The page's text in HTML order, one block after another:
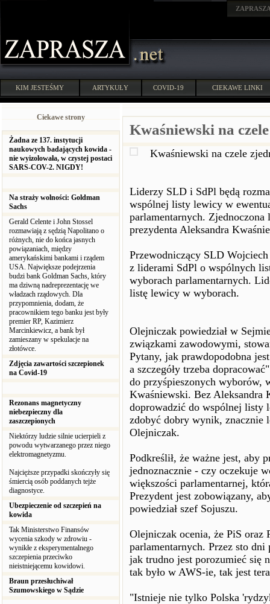
KIM JESTEŚMY ARTYKUŁY COVID-19 CIEKAWE LINKI
Ciekawe strony
Żadna ze 137. instytucji
naukowych badających kowida -
nie wyizolowała, w czystej postaci
SARS-COV-2. NIGDY!
Na straży wolności: Goldman
Sachs
Gerald Celente i John Stossel
rozmawiają z sędzią Napolitano o
różnych, nie do końca jasnych
powiązaniach, między
amerykańskimi bankami i rządem
USA. Największe podejrzenia
budzi bank Goldman Sachs, który
ma dziwną nadreprezentację we
władzach rządowych. Dla
przypomnienia, dodam, że
pracownikiem tego banku jest były
premier RP, Kazimierz
Marcinkiewicz, a bank był
zamieszany w spekulacje na
złotówce.
Zdjęcia zawartości szczepionek
na Covid-19
Rezonans magnetyczny
niebezpieczny dla
zaszczepionych
Niektórzy ludzie silnie ucierpieli z
powodu wytwarzanego przez niego
elektromagnetyzmu.
Najcięższe przypadki skończyły się
śmiercią osób poddanych tejże
diagnostyce.
Ubezpieczenie od szczepień na
kowida
Tak Ministerstwo Finansów
wycenia szkody w zdrowiu -
wynikłe z eksperymentalnego
szczepienia przeciwko
nieistniejącemu kowidowi.
Braun przesłuchiwał
Szumowskiego w Sądzie
Kwaśniewski na
Kwaśniewski na czele
Liderzy SLD i SdPl będą
wspólnej listy lewicy w
parlamentarnych. Zjednoczona
prezydenta Aleksandra
Przewodniczący SLD
z liderami SdPl o wspólnych
wyborach parlamentarnych.
listę lewicy w wyborach.
Olejniczak powiedział w
związkami zawodowymi,
Pytany, jak prawdopodobna
a szczegóły trzeba
do przyśpieszonych wyborów,
Kwaśniewski. Bez Aleksandra
doprowadzić do wspólnej listy
zdobyć dobry wynik, znacznie
Olejniczak.
Podkreślił, że ważne jest, aby
jednoznacznie - czy oczekuje
większości parlamentarnej,
Prezydent jest zobowiązany,
powiedział szef Sojuszu.
Olejniczak ocenia, że PiS oraz
parlamentarnych. Przez sto
jak trudno jest porozumieć się
tak było w AWS-ie, tak jest
"Istnieje nie tylko Polska